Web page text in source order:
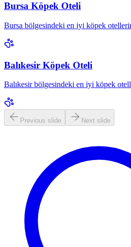
Bursa Köpek Oteli
Bursa bölgesindeki en iyi köpek
Balıkesir Köpek Oteli
Balıkesir bölgesindeki en iyi köpek
Previous slide Next slide